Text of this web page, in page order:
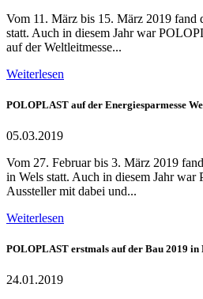
Vom 11. März bis 15. März 2019
statt. Auch in diesem Jahr war
auf der Weltleitmesse...
Weiterlesen
POLOPLAST auf der Energiesparmesse
05.03.2019
Vom 27. Februar bis 3. März 2019
in Wels statt. Auch in diesem Jahr
Aussteller mit dabei und...
Weiterlesen
POLOPLAST erstmals auf der Bau 2019 in
24.01.2019